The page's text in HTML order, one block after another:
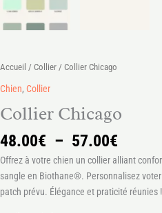
Accueil / Collier / Collier Chicago
Chien, Collier
Collier Chicago
48.00€ – 57.00€
Offrez à votre chien un collier alliant
sangle en Biothane®. Personnalisez
patch prévu. Élégance et praticité réunies !